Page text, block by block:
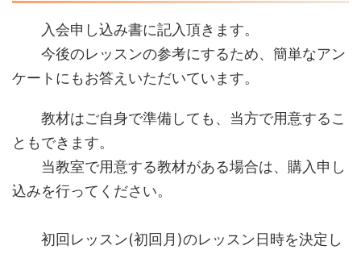
入会申し込み書に記入頂きます。
今後のレッスンの参考にするため、簡単なアン
ケートにもお答えいただいています。
教材はご自身で準備しても、当方で用意するこ
ともできます。
当教室で用意する教材がある場合は、購入申し
込みを行ってください。
初回レッスン(初回月)のレッスン日時を決定し